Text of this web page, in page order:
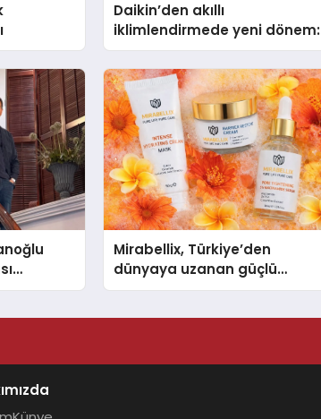
Daikin’den akıllı
iklimlendirmede yeni dönem:
Madoka Plus Türkiye’de
Mirabellix, Türkiye’den
dünyaya uzanan güçlü
büyümesini sürdürüyor